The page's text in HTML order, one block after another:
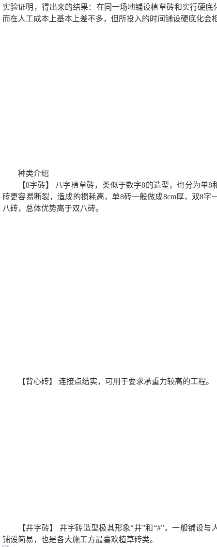
实验证明，得出来的结果：在同一场地铺设植草砖和实行硬
而在人工成本上基本上差不多，但所投入的时间铺设硬底化会
种类介绍
【8字砖】 八字植草砖，类似于数字8的造型，也分为单
砖更容易断裂，造成的损耗高，单8砖一般做成8cm厚，双8字
八砖，总体优势高于双八砖。
【背心砖】 连接点结实，可用于要求承重力较高的工程。
【井字砖】 井字砖造型极其形象“井”和“#”，一般铺设
铺设简易，也是各大施工方最喜欢植草砖类。